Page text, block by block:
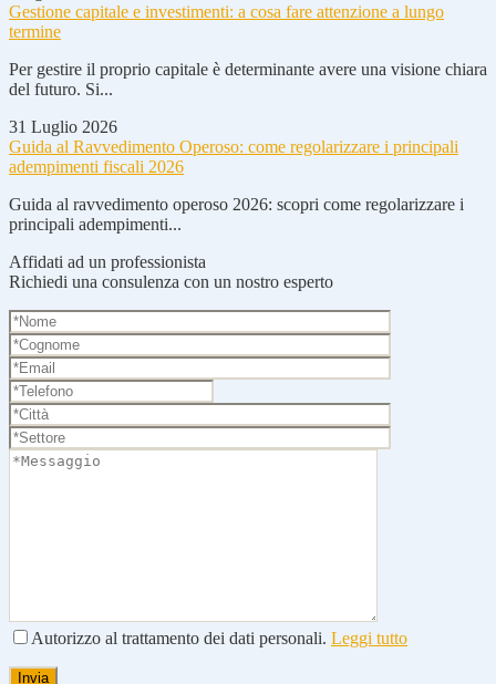
Gestione capitale e investimenti: a cosa fare attenzione a lungo
termine
Per gestire il proprio capitale è determinante avere una visione chiara
del futuro. Si...
31 Luglio 2026
Guida al Ravvedimento Operoso: come regolarizzare i principali
adempimenti fiscali 2026
Guida al ravvedimento operoso 2026: scopri come regolarizzare i
principali adempimenti...
Affidati ad un professionista
Richiedi una consulenza con un nostro esperto
Autorizzo al trattamento dei dati personali. Leggi tutto